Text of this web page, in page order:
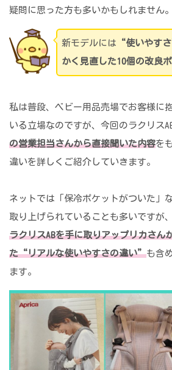
疑問に思った方も多いかもしれません。
新モデルには “使いやす
かく見直した10個の改良
私は普段、ベビー用品売場でお客様に
いる立場なのですが、今回のラクリス
の営業担当さんから直接聞いた内容を
違いを詳しくご紹介していきます。
ネットでは「保冷ポケットがついた」
取り上げられていることも多いですが
ラクリスABを手に取りアップリカさん
た“リアルな使いやすさの違い”も含
ます。